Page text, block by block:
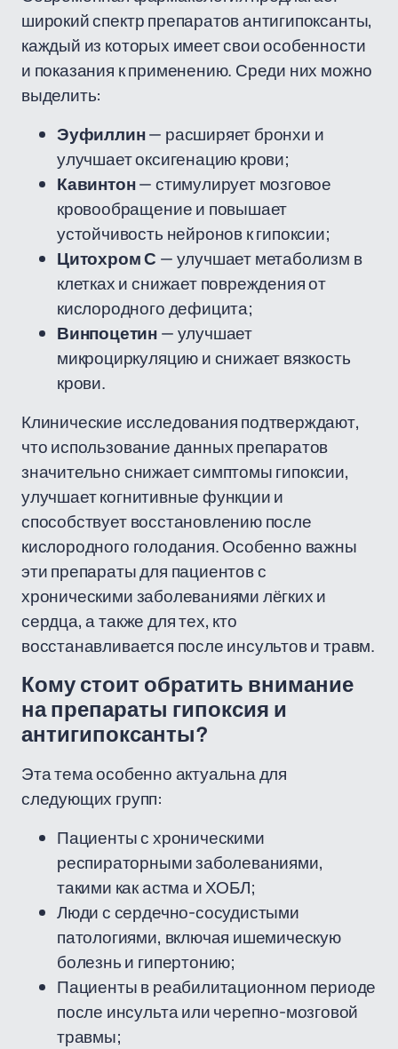
широкий спектр препаратов антигипоксанты,
каждый из которых имеет свои особенности
и показания к применению. Среди них можно
выделить:
Эуфиллин— расширяет бронхи и
улучшает оксигенацию крови;
Кавинтон— стимулирует мозговое
кровообращение и повышает
устойчивость нейронов к гипоксии;
Цитохром С — улучшает метаболизм в
клетках и снижает повреждения от
кислородного дефицита;
Винпоцетин— улучшает
микроциркуляцию и снижает вязкость
крови.
Клинические исследования подтверждают,
что использование данных препаратов
значительно снижает симптомы гипоксии,
улучшает когнитивные функции и
способствует восстановлению после
кислородного голодания. Особенно важны
эти препараты для пациентов с
хроническими заболеваниями лёгких и
сердца, а также для тех, кто
восстанавливается после инсультов и травм.
Кому стоит обратить внимание
на препараты гипоксия и
антигипоксанты?
Эта тема особенно актуальна для
следующих групп:
Пациенты с хроническими
респираторными заболеваниями,
такими как астма и ХОБЛ;
Люди с сердечно-сосудистыми
патологиями, включая ишемическую
болезнь и гипертонию;
Пациенты в реабилитационном периоде
после инсульта или черепно-мозговой
травмы;